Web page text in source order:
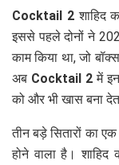
Cocktail 2शाहिद
इससे पहले दोनों ने
काम किया था, जो
अब Cocktail 2 में
को और भी खास बना
तीन बड़े सितारों का
होने वाला है।